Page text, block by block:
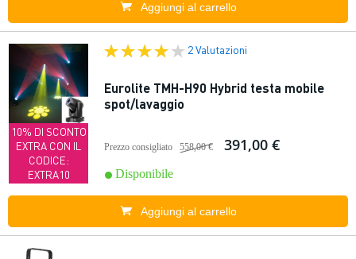
Aggiungi al carrello
10% DI SCONTO
EXTRA CON IL
CODICE:
EXTRA10
2 Valutazioni
Eurolite TMH-H90 Hybrid testa mobile
spot/lavaggio
Prezzo consigliato 558,00 € 391,00 €
Disponibile
Aggiungi al carrello